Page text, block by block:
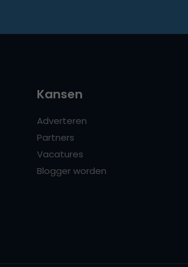
Kansen
Adverteren
Partners
Vacatures
Blogger worden